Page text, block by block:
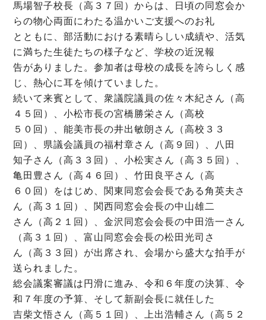
馬場智子校長（高３７回）からは、日頃の同窓会か
らの物心両面にわたる温かいご支援へのお礼
とともに、部活動における素晴らしい成績や、活気
に満ちた生徒たちの様子など、学校の近況報
告がありました。参加者は母校の成長を誇らしく感
じ、熱心に耳を傾けていました。
続いて来賓として、衆議院議員の佐々木紀さん（高
４５回）、小松市長の宮橋勝栄さん（高校
５０回）、能美市長の井出敏朗さん（高校３３
回）、県議会議員の福村章さん（高９回）、八田
知子さん（高３３回）、小松実さん（高３５回）、
亀田豊さん（高４６回）、竹田良平さん（高
６０回）をはじめ、関東同窓会会長である角英夫さ
ん（高３１回）、関西同窓会会長の中山雄二
さん（高２１回）、金沢同窓会会長の中田浩一さん
（高３１回）、富山同窓会会長の松田光司さ
ん（高３３回）が出席され、会場から盛大な拍手が
送られました。
総会議案審議は円滑に進み、令和６年度の決算、令
和７年度の予算、そして新副会長に就任した
吉柴文悟さん（高５１回）、上出浩輔さん（高５２